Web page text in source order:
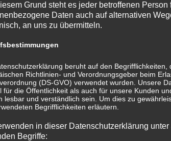
Oberursel im Rahmen der Projekte „Musik
Krippe und im Kindergarten sehr erfolgreich
und des Kindergartens der KiTas
uns, dass wir gemeinsam mit der
Der Förderverein übernimmt auch im
wir auch im Namen der Mitarbeiter der
Grund steht es jeder betroffenen Person
Daten auch auf alternativen
an uns zu übermitteln.
beruht auf den Begrifflichkeiten,
Richtlinien- und Verordnungsgeber beim
(DS-GVO) verwendet wurden. Unsere
für die Öffentlichkeit als auch für unsere Kunden
lesbar und verständlich sein. Um dies zu
Begrifflichkeiten erläutern.
in dieser Datenschutzerklärung
Begriffe: